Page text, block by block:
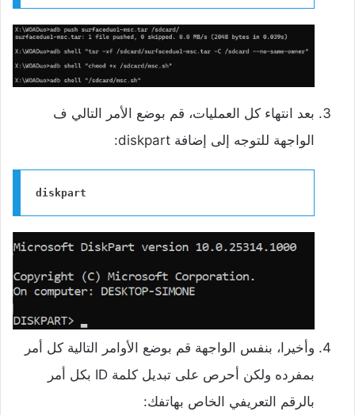
‌بعد انتهاء كل العمليات، قم بوضع الأمر التالي ف
الواجهة للتوجه إلى إضافة diskpart:
diskpart
وأخيرا، بنفس الواجهة قم بوضع الأوامر التالية كل أمر
بمفرده ولكن أحرص على تبديل كلمة ID بكل أمر
بالرقم التعريفي الخاص بهاتفك: